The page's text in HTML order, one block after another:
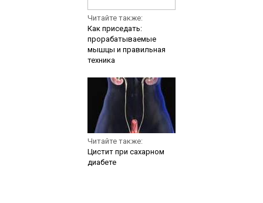
Читайте также:
Как приседать:
прорабатываемые
мышцы и правильная
техника
Читайте также:
Цистит при сахарном
диабете